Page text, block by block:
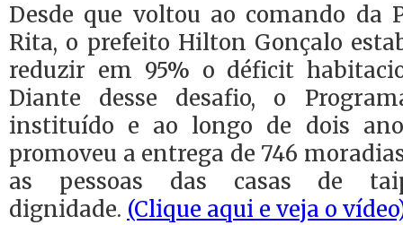
Desde que voltou ao comando da
Rita, o prefeito Hilton Gonçalo
reduzir em 95% o déficit
Diante desse desafio, o
instituído e ao longo de dois
promoveu a entrega de 746
as pessoas das casas de
dignidade. (Clique aqui e veja o